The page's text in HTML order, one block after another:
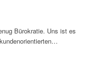
Bürokratie. Uns ist es